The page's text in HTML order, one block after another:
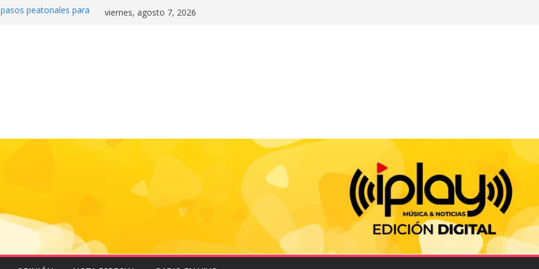
peatonales para
historia en el Draft
la motocicleta a la
2026
e impulsa triunfo de
viernes, agosto 7, 2026